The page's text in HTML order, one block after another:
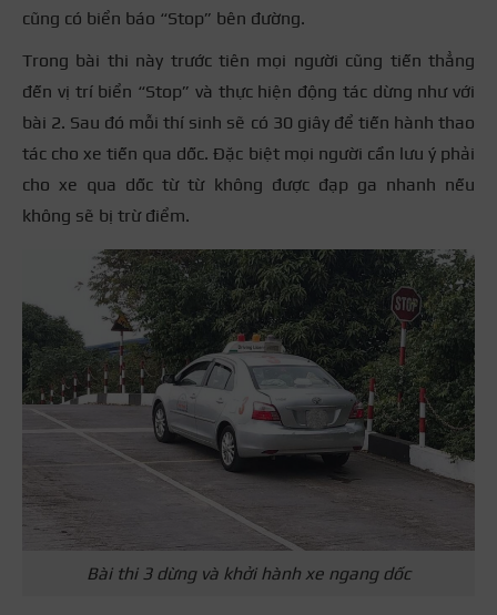
cũng có biển báo “Stop” bên đường.
Trong bài thi này trước tiên mọi người cũng tiến thẳng
đến vị trí biển “Stop” và thực hiện động tác dừng như với
bài 2. Sau đó mỗi thí sinh sẽ có 30 giây để tiến hành thao
tác cho xe tiến qua dốc. Đặc biệt mọi người cần lưu ý phải
cho xe qua dốc từ từ không được đạp ga nhanh nếu
không sẽ bị trừ điểm.
Bài thi 3 dừng và khởi hành xe ngang dốc